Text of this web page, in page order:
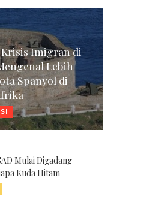
Imigran di
Lebih
Spanyol di
Mulai Digadang-
Kuda Hitam